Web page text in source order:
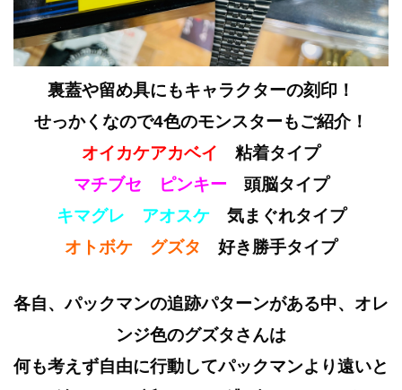
裏蓋や留め具にもキャラクターの刻印！
せっかくなので4色のモンスターもご紹介！
オイカケアカベイ 粘着タイプ
マチブセ ピンキー 頭脳タイプ
キマグレ アオスケ気まぐれタイプ
オトボケ グズタ 好き勝手タイプ
各自、パックマンの追跡パターンがある中、オレ
ンジ色のグズタさんは
何も考えず自由に行動してパックマンより遠いと